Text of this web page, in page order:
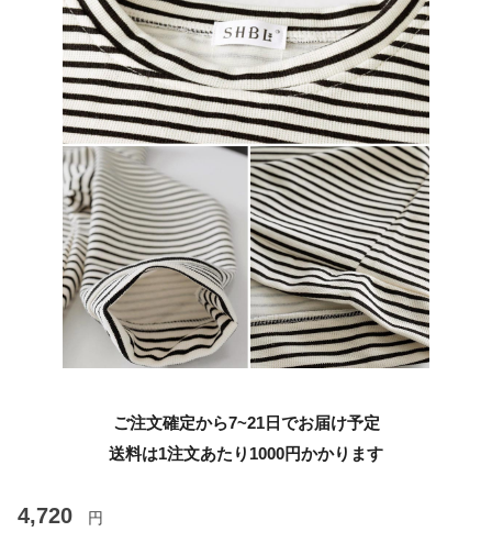
ご注文確定から7~21日でお届け予定
送料は1注文あたり 1000円かかります
4,720 円